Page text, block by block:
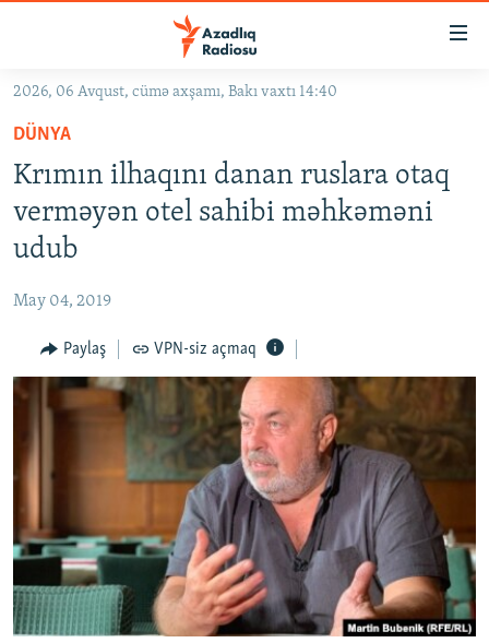
Əsas
qayıt
Əsas
qayıt
Axtarışa
#ƏSLINDƏ
QANUNI DOĞRU
ARAŞDIRMA
MULTIMEDIA
FOTOQALEREYA
KARIKATURA
RADIO ARXIV
OXU ZALI
AZƏRBAYCAN ƏDƏBIYYATI KITABXANASI
İSLAM VƏ DEMOKRATIYA
İZ - MƏDƏNIYYƏT PROQRAMI
HAQQIMIZDA
PEŞƏ ETIKASI VƏ JURNALISTIKA STANDARTLARIMIZ
MATERIALLARIMIZDAN ISTIFADƏ
AZADLIQRADIOSU MOBIL TELEFONUNUZDA
BIZI IZLƏ
RFE/RL-in bütün saytları
2026, 06 Avqust, cümə axşamı, Bakı vaxtı 14:40
DÜNYA
Krımın ilhaqını danan ruslara otaq
verməyən otel sahibi məhkəməni
udub
May 04, 2019
Paylaş VPN-siz açmaq